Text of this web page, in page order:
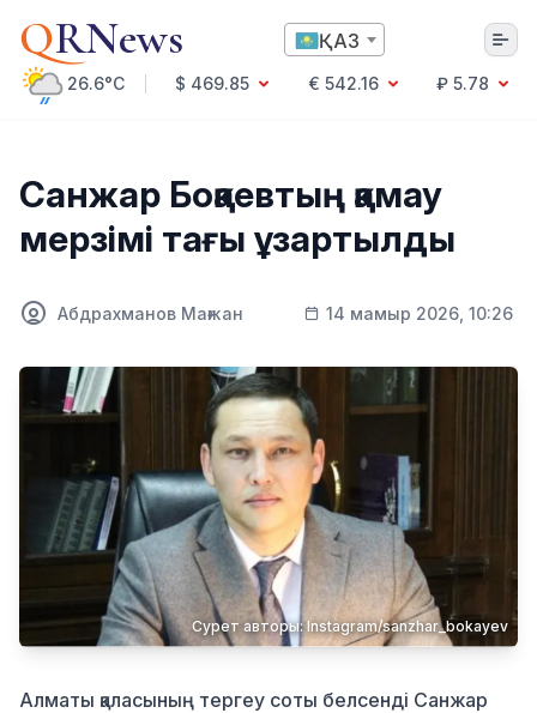
QRNews ҚАЗ
26.6°C $ 469.85 € 542.16
₽ 5.78
Технология
Әлемде
Білім және Ғылым
Ауа райы
Денсаулық
Бизнес
Қылмыс
Санжар Боқаевтың қамау
мерзімі тағы ұзартылды
Абдрахманов Мағжан 14 мамыр 2026, 10:26
Сурет авторы: Instagram/sanzhar_bokayev
Алматы қаласының тергеу соты белсенді Санжар